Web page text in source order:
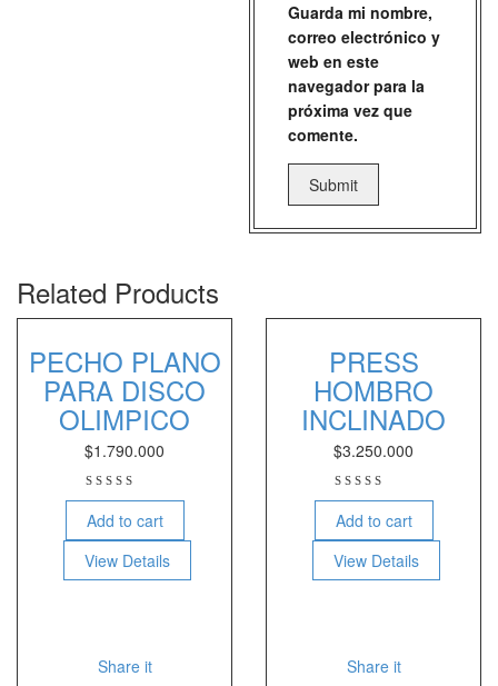
Guarda mi nombre,
correo electrónico y
web en este
navegador para la
próxima vez que
comente.
Related Products
PECHO PLANO
PARA DISCO
OLIMPICO
$1.790.000
Add to cart
View Details
Share it
PRESS
HOMBRO
INCLINADO
$3.250.000
Add to cart
View Details
Share it